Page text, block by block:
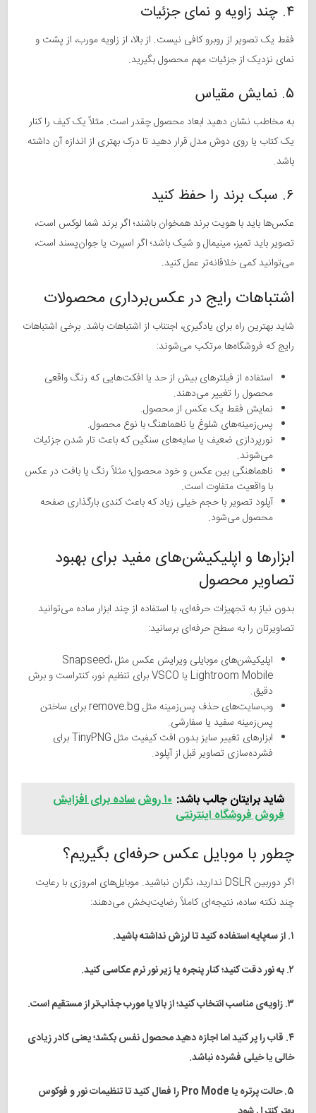
۴. چند زاویه و نمای جزئیات
فقط یک تصویر از روبرو کافی نیست. از بالا، از زاویه مورب، از پشت و
نمای نزدیک از جزئیات مهم محصول بگیرید.
۵. نمایش مقیاس
به مخاطب نشان دهید ابعاد محصول چقدر است. مثلاً یک کیف را کنار
یک کتاب یا روی دوش مدل قرار دهید تا درک بهتری از اندازه آن داشته
باشد.
۶. سبک برند را حفظ کنید
عکس‌ها باید با هویت برند همخوان باشند؛ اگر برند شما لوکس است،
تصویر باید تمیز، مینیمال و شیک باشد؛ اگر اسپرت یا جوان‌پسند است،
می‌توانید کمی خلاقانه‌تر عمل کنید.
اشتباهات رایج در عکس‌برداری محصولات
شاید بهترین راه برای یادگیری، اجتناب از اشتباهات باشد. برخی اشتباهات
رایج که فروشگاه‌ها مرتکب می‌شوند:
استفاده از فیلترهای بیش از حد یا افکت‌هایی که رنگ واقعی
محصول را تغییر می‌دهند.
نمایش فقط یک عکس از محصول.
پس‌زمینه‌های شلوغ یا ناهماهنگ با نوع محصول.
نورپردازی ضعیف یا سایه‌های سنگین که باعث تار شدن جزئیات
می‌شوند.
ناهماهنگی بین عکس و خود محصول؛ مثلاً رنگ یا بافت در عکس
با واقعیت متفاوت است.
آپلود تصویر با حجم خیلی زیاد که باعث کندی بارگذاری صفحه
محصول می‌شود.
ابزارها و اپلیکیشن‌های مفید برای بهبود
تصاویر محصول
بدون نیاز به تجهیزات حرفه‌ای، با استفاده از چند ابزار ساده می‌توانید
تصاویرتان را به سطح حرفه‌ای برسانید:
اپلیکیشن‌های موبایلی ویرایش عکس مثل Snapseed،
Lightroom Mobile یا VSCO برای تنظیم نور، کنتراست و برش
دقیق.
وب‌سایت‌های حذف پس‌زمینه مثل remove.bg برای ساختن
پس‌زمینه سفید یا سفارشی.
ابزارهای تغییر سایز بدون افت کیفیت مثل TinyPNG برای
فشرده‌سازی تصاویر قبل از آپلود.
شاید برایتان جالب باشد:
۱۰ روش ساده برای افزایش
فروش فروشگاه اینترنتی
چطور با موبایل عکس حرفه‌ای بگیریم؟
اگر دوربین DSLR ندارید، نگران نباشید. موبایل‌های امروزی با رعایت
چند نکته ساده، نتیجه‌ای کاملاً رضایت‌بخش می‌دهند:
۱. از سه‌پایه استفاده کنید تا لرزش نداشته باشید.
۲. به نور دقت کنید؛ کنار پنجره یا زیر نور نرم عکاسی کنید.
۳. زاویه‌ی مناسب انتخاب کنید؛ از بالا یا مورب جذاب‌تر از مستقیم است.
۴. قاب را پر کنید اما اجازه دهید محصول نفس بکشد؛ یعنی کادر زیادی
خالی یا خیلی فشرده نباشد.
۵. حالت پرتره یا Pro Mode را فعال کنید تا تنظیمات نور و فوکوس